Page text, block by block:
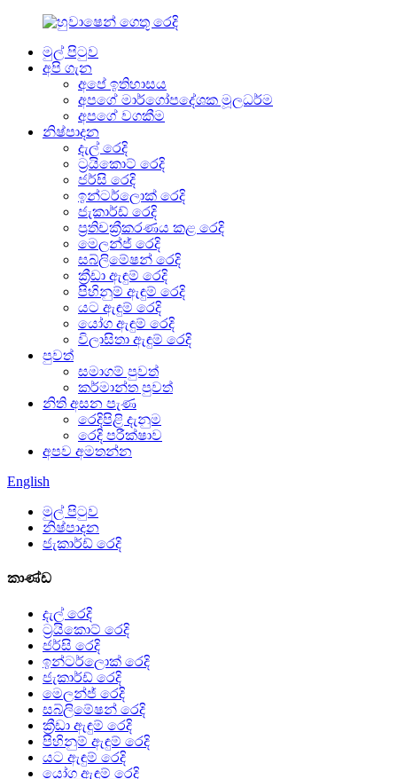
මුල් පිටුව
අපි ගැන
අපේ ඉතිහාසය
අපගේ මාර්ගෝපදේශක මූලධර්ම
අපගේ වගකීම
නිෂ්පාදන
දැල් රෙදි
ට්‍රයිකොට් රෙදි
ජර්සි රෙදි
ඉන්ටර්ලොක් රෙදි
ජැකාර්ඩ් රෙදි
ප්‍රතිචක්‍රීකරණය කළ රෙදි
මෙලන්ජ් රෙදි
සබ්ලිමේෂන් රෙදි
ක්‍රීඩා ඇඳුම් රෙදි
පිහිනුම් ඇඳුම් රෙදි
යට ඇඳුම් රෙදි
යෝග ඇඳුම් රෙදි
විලාසිතා ඇඳුම් රෙදි
පුවත්
සමාගම් පුවත්
කර්මාන්ත පුවත්
නිති අසන පැණ
රෙදිපිළි දැනුම
රෙදි පරීක්ෂාව
අපව අමතන්න
English
මුල් පිටුව
නිෂ්පාදන
ජැකාර්ඩ් රෙදි
කාණ්ඩ
දැල් රෙදි
ට්‍රයිකොට් රෙදි
ජර්සි රෙදි
ඉන්ටර්ලොක් රෙදි
ජැකාර්ඩ් රෙදි
මෙලන්ජ් රෙදි
සබ්ලිමේෂන් රෙදි
ක්‍රීඩා ඇඳුම් රෙදි
පිහිනුම් ඇඳුම් රෙදි
යට ඇඳුම් රෙදි
යෝග ඇඳුම් රෙදි